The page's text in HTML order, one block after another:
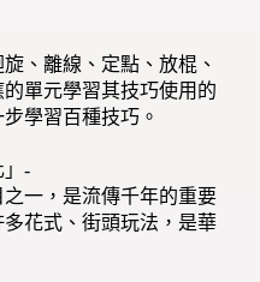
、離線、定點、放棍、
單元學習其技巧使用的
學習百種技巧。
」-
一，是流傳千年的重要
花式、街頭玩法，是華